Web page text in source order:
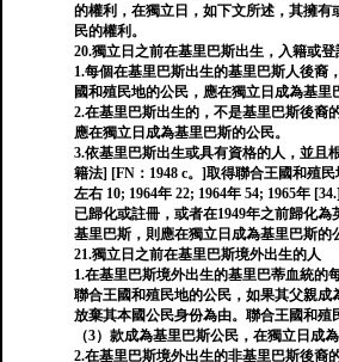
的權利，在獨立日，如下文所述，其擁有
民的權利。
20.獨立日之前在基里巴斯出生，入籍或登
1.每個在基里巴斯出生的基里巴斯人後裔
國和殖民地的公民，應在獨立日成為基里
2.在基里巴斯出生的，不是基里巴斯後裔
應在獨立日成為基里巴斯的公民。
3.依基里巴斯出生或具有資格的人，並且
籍法] [FN：1948 c。]取得聯合王國和殖
左右 10; 1964年 22; 1964年 54; 1965年
已歸化或註冊，或者在1949年之前歸化
基里巴斯，則應在獨立日成為基里巴斯的
21.獨立日之前在基里巴斯境外出生的人
1.在基里巴斯境外出生的基里巴蒂血統的
聯合王國和殖民地的公民，如果其父親成
放棄其本國公民身份為由。聯合王國和殖
（3）款成為基里巴斯公民，在獨立日成
2.在基里巴斯境外出生的非基里巴斯後裔